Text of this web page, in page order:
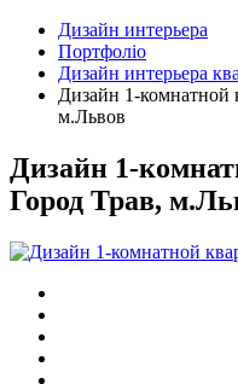
Дизайн интерьера
Портфоліо
Дизайн интерьера
Дизайн 1-
м.Львов
Дизайн 1-
Город Трав,